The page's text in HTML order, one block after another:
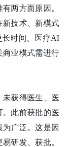
两方面原因。
新技术、新模式
长时间。医疗AI
商业模式需进行
获得医生、医
。此前获批的医
广泛。这是因
研发、获批。